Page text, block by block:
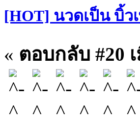
[HOT] นวดเป็น บิ้ว
« ตอบกลับ #20